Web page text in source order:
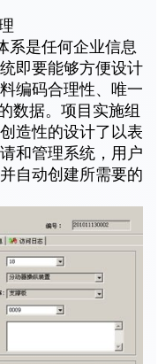
系是任何企业信息
即要能够方便设计
编码合理性、唯一
数据。项目实施组
造性的设计了以表
和管理系统，用户
自动创建所需要的